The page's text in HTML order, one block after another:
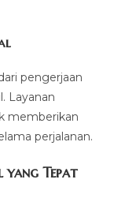
pengerjaan
Layanan
memberikan
perjalanan.
yang Tepat